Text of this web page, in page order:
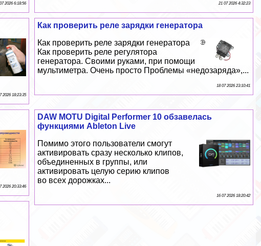
21 07 2026 4:32:23
2026 6:18:56
Как проверить реле зарядки генератора
Как проверить реле зарядки генератора
Как проверить реле регулятора
генератора. Своими руками, при помощи
мультиметра. Очень просто Проблемы «недозаряда»,...
18 07 2026 23:10:41
2026 18:23:35
DAW MOTU Digital Performer 10 обзавелась
функциями Ableton Live
Помимо этого пользователи смогут
активировать сразу несколько клипов,
объединенных в группы, или
активировать целую серию клипов
во всех дорожках...
16 07 2026 18:20:42
2026 20:33:46